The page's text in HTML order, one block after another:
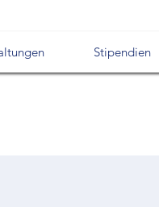
Stipendien